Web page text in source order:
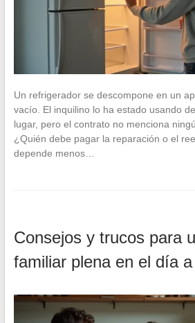
Un refrigerador se descompone en un
vacío. El inquilino lo ha estado usando
lugar, pero el contrato no menciona
¿Quién debe pagar la reparación o el
depende menos…
Consejos y trucos para
familiar plena en el día